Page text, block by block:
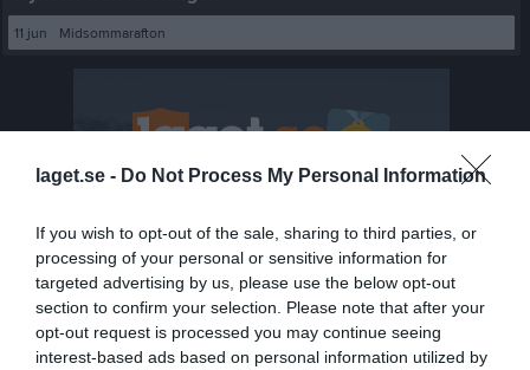
laget.se - Do Not Process My Personal Information
If you wish to opt-out of the sale, sharing to third parties, or
processing of your personal or sensitive information for
targeted advertising by us, please use the below opt-out
section to confirm your selection. Please note that after your
opt-out request is processed you may continue seeing
interest-based ads based on personal information utilized by
11 jun Midsommarafton